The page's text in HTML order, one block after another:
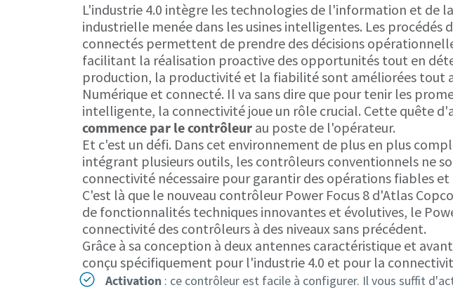
L'industrie 4.0 intègre les technologies de l'information et de
industrielle menée dans les usines intelligentes. Les procédés
connectés permettent de prendre des décisions
facilitant la réalisation proactive des opportunités tout en
production, la productivité et la fiabilité sont améliorées tout
Numérique et connecté. Il va sans dire que pour tenir les
intelligente, la connectivité joue un rôle crucial. Cette quête
commence par le contrôleur au poste de l'opérateur.
Et c'est un défi. Dans cet environnement de plus en plus
intégrant plusieurs outils, les contrôleurs conventionnels ne
connectivité nécessaire pour garantir des opérations fiables
C'est là que le nouveau contrôleur Power Focus 8 d'Atlas
de fonctionnalités techniques innovantes et évolutives, le
connectivité des contrôleurs à des niveaux sans précédent.
Grâce à sa conception à deux antennes caractéristique et
conçu spécifiquement pour l'industrie 4.0 et pour la
Activation : ce contrôleur est facile à configurer. Il vous suffit